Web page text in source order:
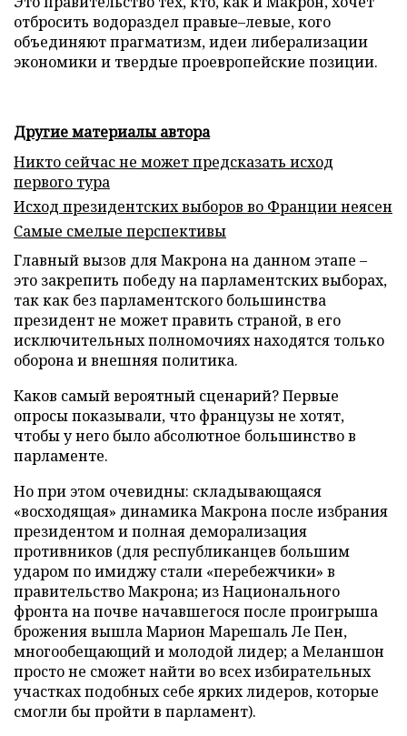
отбросить водораздел правые–левые, кого
объединяют прагматизм, идеи либерализации
экономики и твердые проевропейские позиции.
Другие материалы автора
Никто сейчас не может предсказать исход
первого тура
Исход президентских выборов во Франции неясен
Самые смелые перспективы
Главный вызов для Макрона на данном этапе –
это закрепить победу на парламентских выборах,
так как без парламентского большинства
президент не может править страной, в его
исключительных полномочиях находятся только
оборона и внешняя политика.
Каков самый вероятный сценарий? Первые
опросы показывали, что французы не хотят,
чтобы у него было абсолютное большинство в
парламенте.
Но при этом очевидны: складывающаяся
«восходящая» динамика Макрона после избрания
президентом и полная деморализация
противников (для республиканцев большим
ударом по имиджу стали «перебежчики» в
правительство Макрона; из Национального
фронта на почве начавшегося после проигрыша
брожения вышла Марион Марешаль Ле Пен,
многообещающий и молодой лидер; а Меланшон
просто не сможет найти во всех избирательных
участках подобных себе ярких лидеров, которые
смогли бы пройти в парламент).